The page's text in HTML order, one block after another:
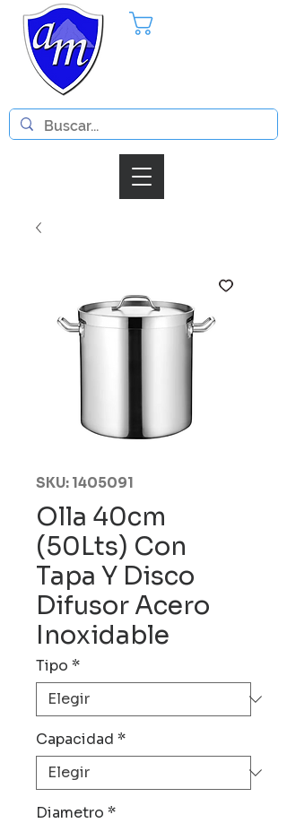
SKU: 1405091
Olla 40cm
(50Lts) Con
Tapa Y Disco
Difusor Acero
Inoxidable
Tipo *
Capacidad *
Diametro *